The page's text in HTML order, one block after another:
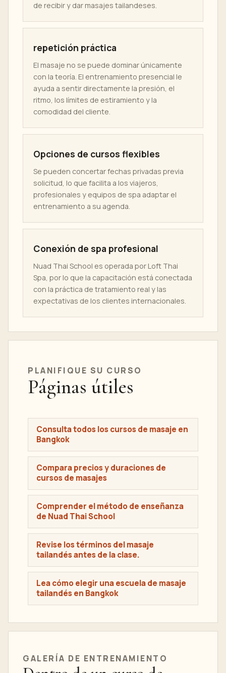
de recibir y dar masajes tailandeses.
repetición práctica
El masaje no se puede dominar únicamente
con la teoría. El entrenamiento presencial le
ayuda a sentir directamente la presión, el
ritmo, los límites de estiramiento y la
comodidad del cliente.
Opciones de cursos flexibles
Se pueden concertar fechas privadas previa
solicitud, lo que facilita a los viajeros,
profesionales y equipos de spa adaptar el
entrenamiento a su agenda.
Conexión de spa profesional
Nuad Thai School es operada por Loft Thai
Spa, por lo que la capacitación está conectada
con la práctica de tratamiento real y las
expectativas de los clientes internacionales.
PLANIFIQUE SU CURSO
Páginas útiles
Consulta todos los cursos de masaje en
Bangkok
Compara precios y duraciones de
cursos de masajes
Comprender el método de enseñanza
de Nuad Thai School
Revise los términos del masaje
tailandés antes de la clase.
Lea cómo elegir una escuela de masaje
tailandés en Bangkok
GALERÍA DE ENTRENAMIENTO